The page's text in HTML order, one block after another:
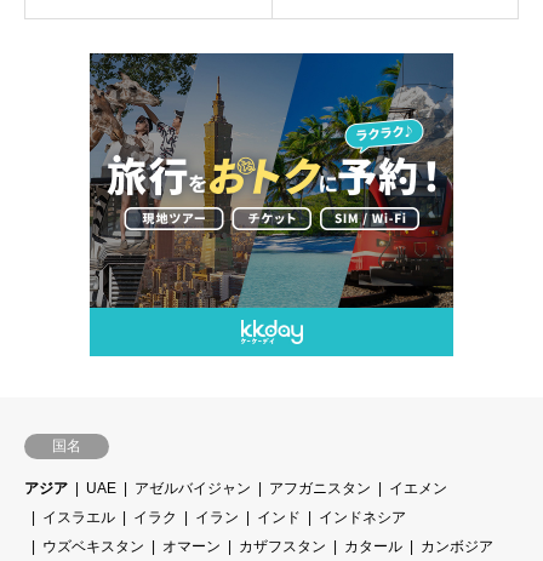
国名
アジア UAE アゼルバイジャン アフガニスタン
イエメン
イスラエル
イラク イラン インド
インドネシア
ウズベキスタン
オマーン カザフスタン カタール
カンボジア